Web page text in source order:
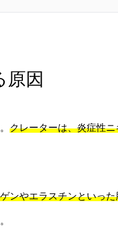
原因
クレーターは、炎症性
ンやエラスチンといっ